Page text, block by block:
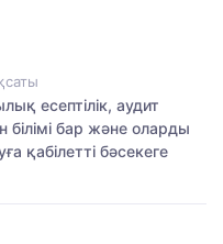
есептілік, аудит
бар және оларды
қабілетті бәсекеге